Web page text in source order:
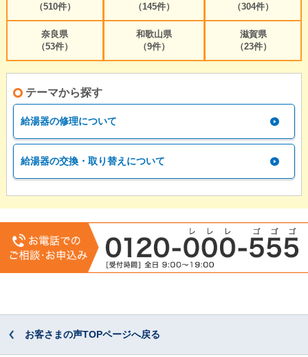
（510件）
（145件）
（304件）
奈良県
（53件）
和歌山県
（9件）
滋賀県
（23件）
テーマから探す
給湯器の修理について
給湯器の交換・取り替えについて
お客さまの声TOPページへ戻る